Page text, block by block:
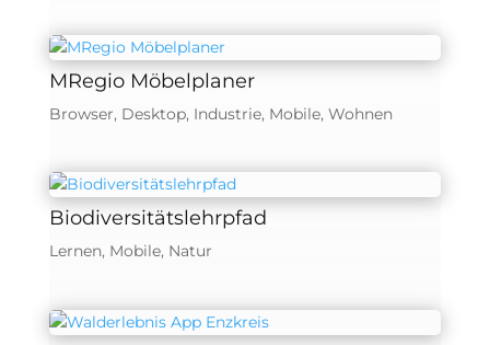
MRegio Möbelplaner
Browser, Desktop, Industrie, Mobile, Wohnen
Biodiversitätslehrpfad
Lernen, Mobile, Natur